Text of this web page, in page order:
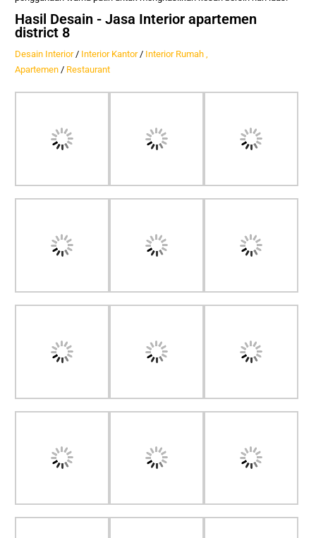
Hasil Desain - Jasa Interior apartemen
district 8
Desain Interior/ Interior Kantor/ Interior Rumah ,
Apartemen / Restaurant